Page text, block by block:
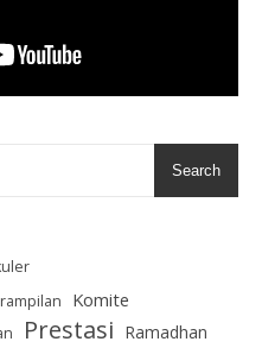
Search
Komite
Prestasi Ramadhan